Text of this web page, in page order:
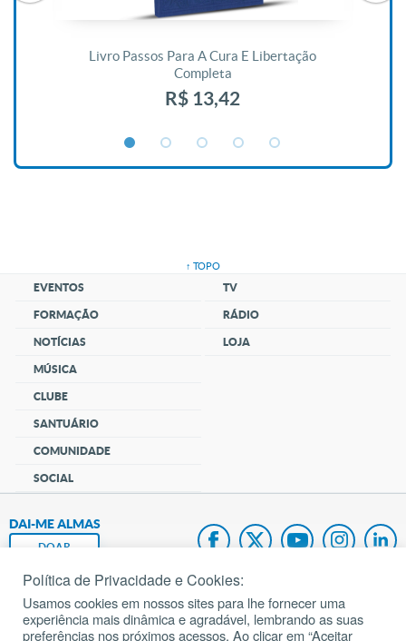
Livro Passos Para A Cura E Libertação
Completa
R$ 13,42
↑ TOPO
EVENTOS
FORMAÇÃO
NOTÍCIAS
MÚSICA
CLUBE
SANTUÁRIO
COMUNIDADE
SOCIAL
TV
RÁDIO
LOJA
DAI-ME ALMAS
DOAR
Fundação João Paulo II
Pedido de Oração
Política de Privacidade e Cookies:
Usamos cookies em nossos sites para lhe fornecer uma
experiência mais dinâmica e agradável, lembrando as suas
preferências nos próximos acessos. Ao clicar em “Aceitar